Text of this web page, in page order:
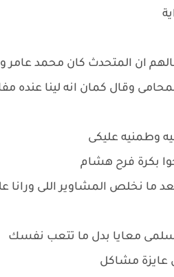
ان المتحدث كان محمد عامر
وقال كمان انه لينا عنده
وطمنيه عليكى
بكرة فرح هشام
ما نخلص المشاوير اللى
معايا بدل ما تتعب نفسك
مشاكل